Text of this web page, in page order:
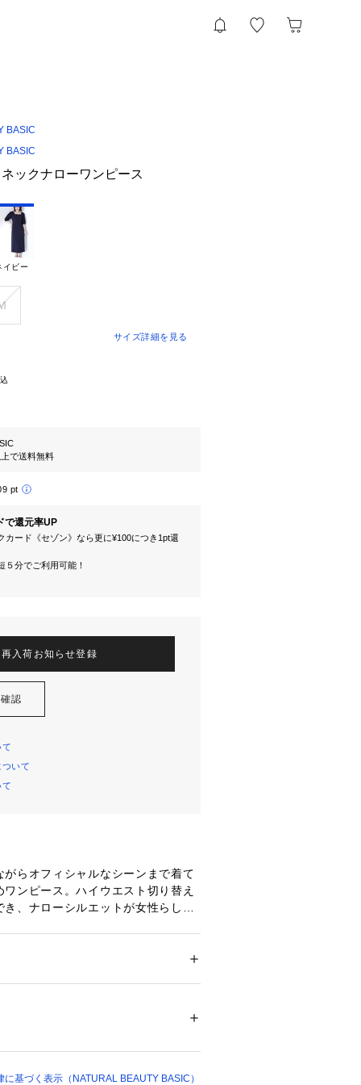
BASIC
BASIC
ックナローワンピース
イビー
サイズ詳細を見る
で送料無料
pt
で還元率UP
カード《セゾン》なら更に¥100につき1pt還
５分でご利用可能！
再入荷お知らせ登録
認
いて
がらオフィシャルなシーンまで着て
ンピース。ハイウエスト切り替え
き、ナローシルエットが女性らしさ
りが映えるデザイン。フォルム感の
漂白× アイロン110℃ ドライ弱い タンブル
ては、商品の品質表示タグをご覧くださ
（モール）
基づく表示（NATURAL BEAUTY BASIC）